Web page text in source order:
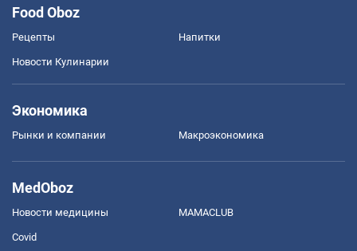
Food Oboz
Рецепты Напитки
Новости Кулинарии
Экономика
Рынки и компании Mакроэкономика
MedOboz
Новости медицины MAMACLUB
Covid